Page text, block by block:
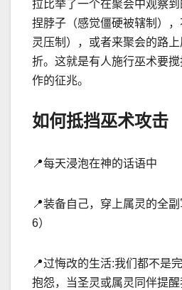
拉比举了一个在聚会中观察
捏脖子（感觉僵硬被辖制）
灵压制），或者来聚会的路
折。这就是有人施行巫术要
作的征兆。
如何抵挡巫术攻击
📍每天浸泡在神的话语中
📍装备自己，穿上属灵的全
6）
📍过悔改的生活:我们都不是
抱怨，当圣灵或属灵同伴提